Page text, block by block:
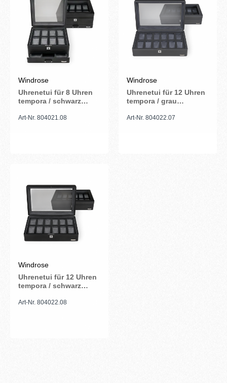
Windrose
Uhrenetui für 8 Uhren
tempora / schwarz
Art-Nr. 804021.08
Windrose
Uhrenetui für 12 Uhren
tempora / grau
Art-Nr. 804022.07
Windrose
Uhrenetui für 12 Uhren
tempora / schwarz
Art-Nr. 804022.08